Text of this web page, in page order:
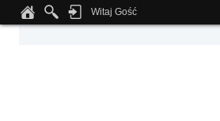
Notice: Undefined index: tapatalk_body_hook in
Witaj Gość